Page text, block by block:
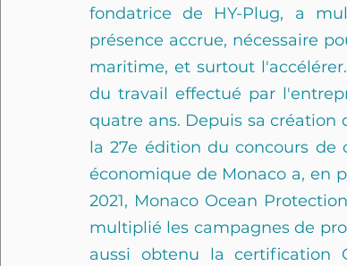
fondatrice de HY-Plug, a
présence accrue, nécessaire
maritime, et surtout
du travail effectué par
quatre ans. Depuis sa création
la 27e édition du concours de
économique de Monaco a, en
2021, Monaco Ocean
multiplié les campagnes de
aussi obtenu la certification